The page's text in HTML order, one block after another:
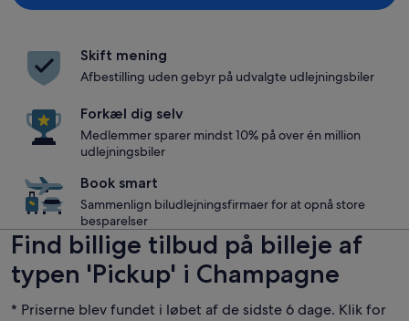
Skift mening
Afbestilling uden gebyr på udvalgte udlejningsbiler
Forkæl dig selv
Medlemmer sparer mindst 10% på over én million
udlejningsbiler
Book smart
Sammenlign biludlejningsfirmaer for at opnå store
besparelser
Find billige tilbud på billeje af
typen 'Pickup' i Champagne
* Priserne blev fundet i løbet af de sidste 6 dage. Klik for